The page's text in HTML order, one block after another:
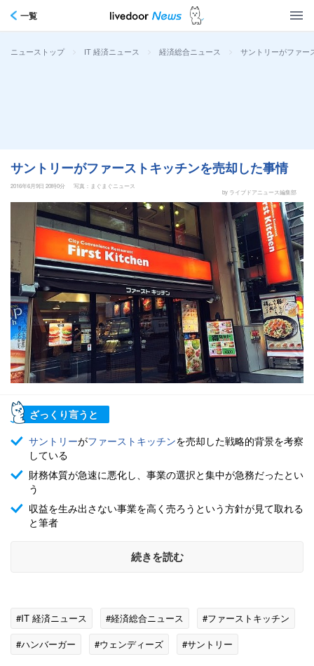
一覧
ニューストップ > IT 経済ニュース > 経済総合ニュース > サントリーがファー
サントリーがファーストキッチンを売却した事情
2016年6月9日 20時0分
写真：まぐまぐニュース
by ライブドアニュース編集部
ざっくり言うと
サントリーがファーストキッチンを売却した戦略的背景を考察
している
財務体質が急速に悪化し、事業の選択と集中が急務だったとい
う
収益を生み出さない事業を高く売ろうという方針が見て取れる
と筆者
続きを読む
#IT 経済ニュース #経済総合ニュース
#ファーストキッチン
#ハンバーガー
#ウェンディーズ #サントリー